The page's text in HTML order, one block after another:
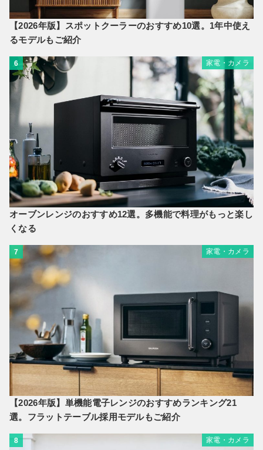
【2026年版】スポットクーラーのおすすめ10選。1年中使え
るモデルもご紹介
6 家電・カメラ
オーブンレンジのおすすめ12選。多機能で料理がもっと楽し
くなる
7 家電・カメラ
【2026年版】単機能電子レンジのおすすめランキング21
選。フラットテーブル採用モデルもご紹介
8 家電・カメラ